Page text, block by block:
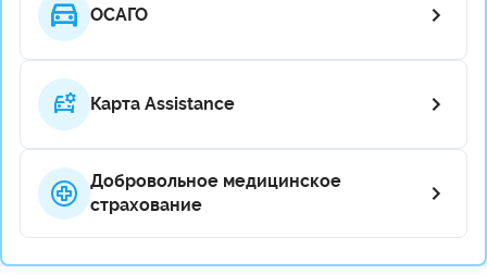
ОСАГО
Карта Assistance
Добровольное медицинское
страхование